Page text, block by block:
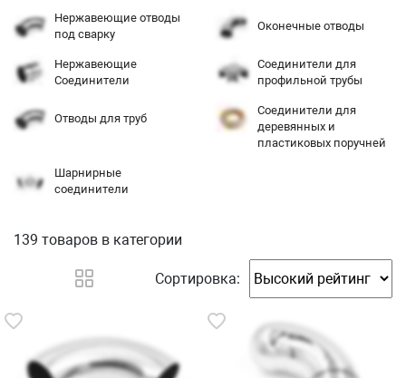
Нержавеющие отводы
под сварку
Оконечные отводы
Нержавеющие
Соединители
Соединители для
профильной трубы
Отводы для труб
Соединители для
деревянных и
пластиковых поручней
Шарнирные
соединители
139 товаров в категории
Сортировка: